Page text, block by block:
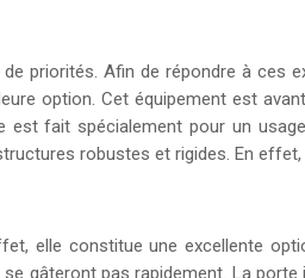
priorités. Afin de répondre à
option. Cet équipement est
fait spécialement pour un
robustes et rigides. En effet,
elle constitue une excellente
gâteront pas rapidement. La